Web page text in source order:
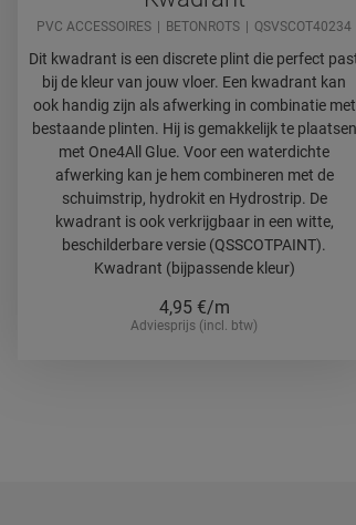
PVC ACCESSOIRES BETONROTS QSVSCOT40234
Dit kwadrant is een discrete plint die perfect
bij de kleur van jouw vloer. Een kwadrant kan
ook handig zijn als afwerking in combinatie met
bestaande plinten. Hij is gemakkelijk te plaatsen
met One4All Glue. Voor een waterdichte
afwerking kan je hem combineren met de
schuimstrip, hydrokit en Hydrostrip. De
kwadrant is ook verkrijgbaar in een witte,
beschilderbare versie (QSSCOTPAINT).
Kwadrant (bijpassende kleur)
4,95 €/m
Adviesprijs (incl. btw)